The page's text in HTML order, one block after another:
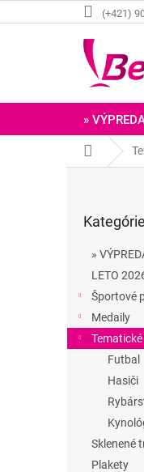
na
(+421)
»
Domov
kategórie
Kategórie
»
LETO
Športové
Medaily
Futbal
Hasiči
Sklenené
Plakety